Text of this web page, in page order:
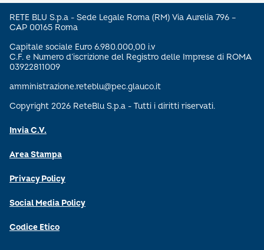
RETE BLU S.p.a - Sede Legale Roma (RM) Via Aurelia 796 –
CAP 00165 Roma
Capitale sociale Euro 6.980.000,00 i.v
C.F. e Numero d’iscrizione del Registro delle Imprese di ROMA
03922811009
amministrazione.reteblu@pec.glauco.it
Copyright 2026 ReteBlu S.p.a - Tutti i diritti riservati.
Invia C.V.
Area Stampa
Privacy Policy
Social Media Policy
Codice Etico